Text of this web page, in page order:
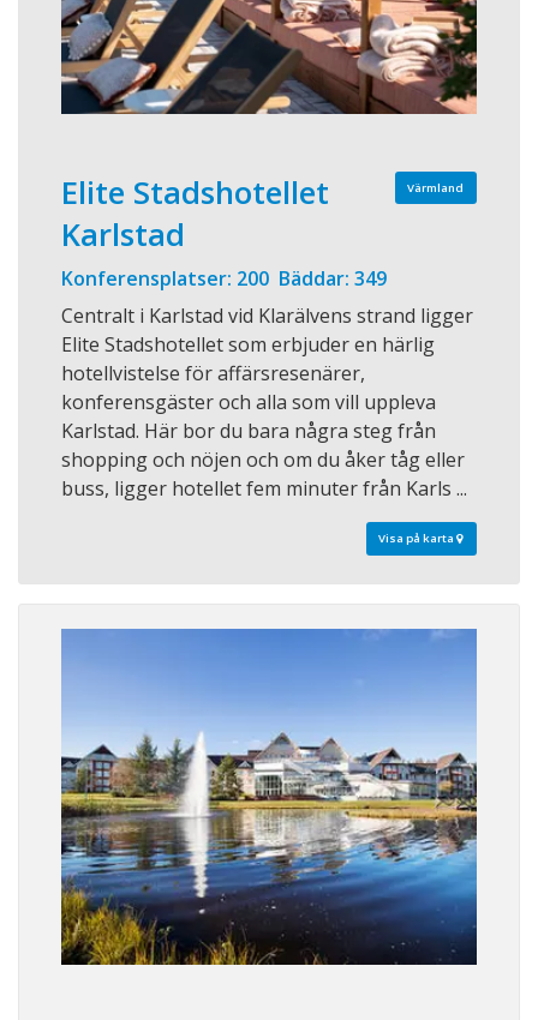
Värmland
Elite Stadshotellet
Karlstad
Konferensplatser: 200 Bäddar: 349
Centralt i Karlstad vid Klarälvens strand ligger
Elite Stadshotellet som erbjuder en härlig
hotellvistelse för affärsresenärer,
konferensgäster och alla som vill uppleva
Karlstad. Här bor du bara några steg från
shopping och nöjen och om du åker tåg eller
buss, ligger hotellet fem minuter från Karls ...
Visa på karta